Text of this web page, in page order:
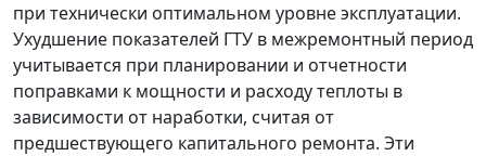
при технически оптимальном уровне эксплуатации.
Ухудшение показателей ГТУ в межремонтный период
учитывается при планировании и отчетности
поправками к мощности и расходу теплоты в
зависимости от наработки, считая от
предшествующего капитального ремонта. Эти